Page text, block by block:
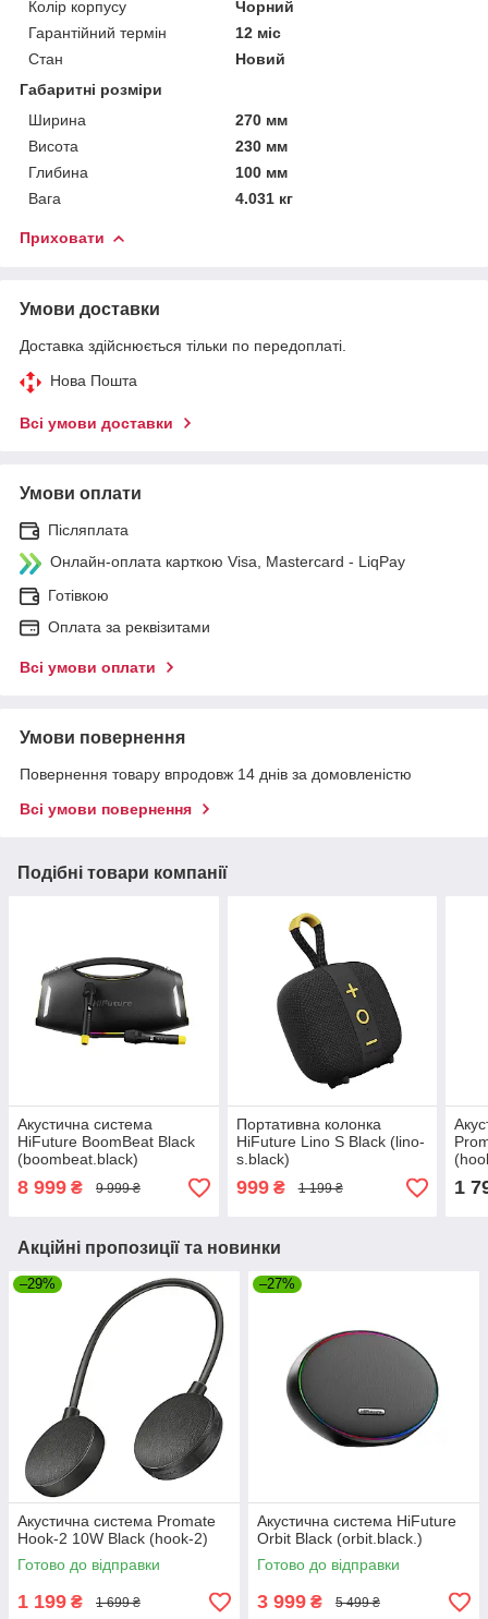
Колір корпусу
Чорний
Гарантійний термін
12 міс
Стан
Новий
Габаритні розміри
Ширина
270 мм
Висота
230 мм
Глибина
100 мм
Вага
4.031 кг
Приховати
Умови доставки
Доставка здійснюється тільки по передоплаті.
Нова Пошта
Всі умови доставки
Умови оплати
Післяплата
Онлайн-оплата карткою Visa, Mastercard - LiqPay
Готівкою
Оплата за реквізитами
Всі умови оплати
Умови повернення
Повернення товару впродовж 14 днів за домовленістю
Всі умови повернення
Подібні товари компанії
Акустична система
HiFuture BoomBeat Black
(boombeat.black)
8 999 ₴ 9 999 ₴
Портативна колонка
HiFuture Lino S Black (lino-
s.black)
999₴ 1 199 ₴ 1
Акційні пропозиції та новинки
–29%
Акустична система Promate
Hook-2 10W Black (hook-2)
Готово до відправки
1 199 ₴ 1 699 ₴
–27%
Акустична система HiFuture
Orbit Black (orbit.black.)
Готово до відправки
3 999 ₴ 5 499 ₴